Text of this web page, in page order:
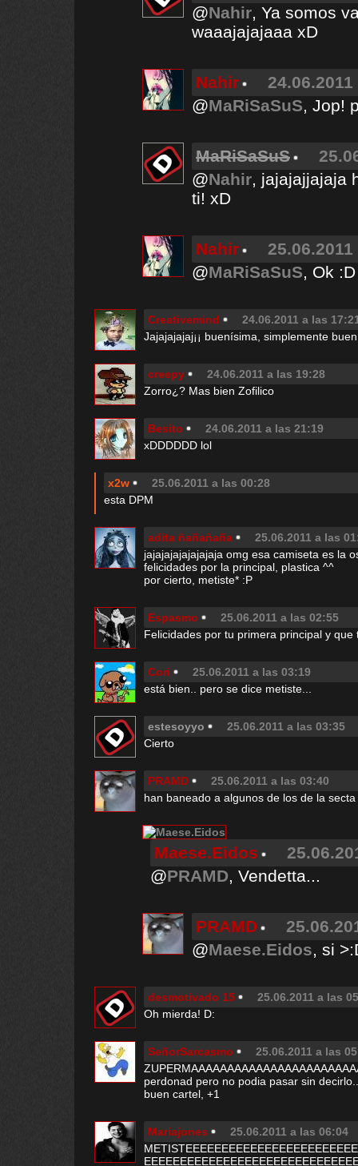
@Nahir, Ya somos
waaajajajaaa xD
Nahir
@MaRiSaSuS, Jop!
MaRiSaSuS
@Nahir, jajajajjajaja
ti! xD
Nahir
@MaRiSaSuS, Ok :D
Creativemind
24.06.2011 a las
Jajajajajaj¡¡ buenísima, simplemente
creepy
24.06.2011 a las 19:28
Zorro¿? Mas bien Zofilico
Besito
24.06.2011 a las 21:19
xDDDDDD lol
x2w
25.06.2011 a las 00:28
esta DPM
adita ñañañaña
25.06.2011 a las
jajajajajajajajaja omg esa camiseta es la
felicidades por la principal, plastica ^^
por cierto, metiste* :P
Espasmo
25.06.2011 a las 02:55
Felicidades por tu primera principal y
Cori
25.06.2011 a las 03:19
está bien.. pero se dice metiste...
estesoyyo
25.06.2011 a las 03:35
Cierto
PRAMD
25.06.2011 a las 03:40
han baneado a algunos de los de la
Maese.Eidos
@PRAMD, Vendetta...
PRAMD
@Maese.Eidos, si
desmotivado 15
25.06.2011 a las
Oh mierda! D:
SeñorSarcasmo
25.06.2011 a las
perdonad pero no podia pasar sin
buen cartel, +1
Mariajones
25.06.2011 a las 06:04